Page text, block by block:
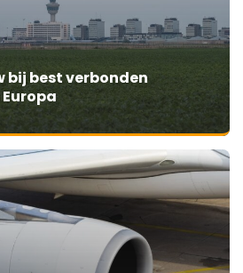
bij best verbonden